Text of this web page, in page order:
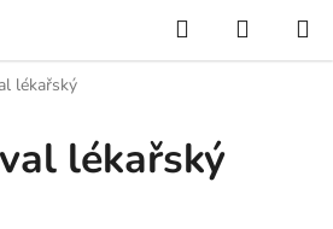
Hledat
KOŠÍK
lékařský
lékařský